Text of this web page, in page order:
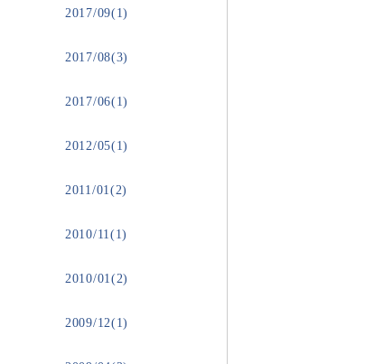
2017/09(1)
2017/08(3)
2017/06(1)
2012/05(1)
2011/01(2)
2010/11(1)
2010/01(2)
2009/12(1)